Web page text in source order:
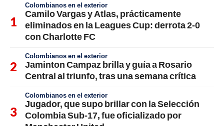
Colombianos en el exterior
Camilo Vargas y Atlas, prácticamente
eliminados en la Leagues Cup: derrota 2-0
con Charlotte FC
Colombianos en el exterior
Jaminton Campaz brilla y guía a Rosario
Central al triunfo, tras una semana crítica
Colombianos en el exterior
Jugador, que supo brillar con la Selección
Colombia Sub-17, fue oficializado por